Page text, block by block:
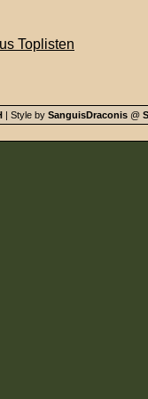
| Style by SanguisDraconis@